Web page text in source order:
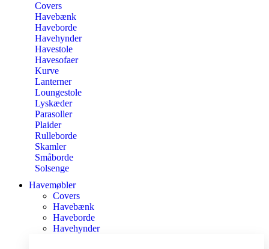
Covers
Havebænk
Haveborde
Havehynder
Havestole
Havesofaer
Kurve
Lanterner
Loungestole
Lyskæder
Parasoller
Plaider
Rulleborde
Skamler
Småborde
Solsenge
Havemøbler
Covers
Havebænk
Haveborde
Havehynder